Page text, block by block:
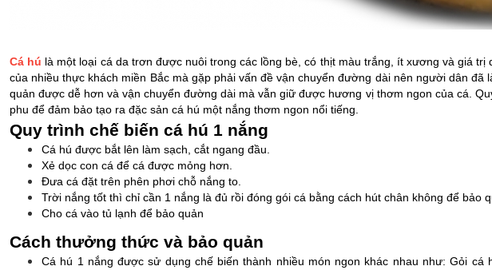
Cá hú là một loại cá da trơn được nuôi trong các lồng bè, có thịt màu trắng, ít xương và giá trị
của nhiều thực khách miền Bắc mà gặp phải vấn đề vận chuyển đường dài nên người dân đã
quản được dễ hơn và vận chuyển đường dài mà vẫn giữ được hương vị thơm ngon của cá.
phu để đảm bảo tạo ra đặc sản cá hú một nắng thơm ngon nổi tiếng.
Quy trình chế biến cá hú 1 nắng
Cá hú được bắt lên làm sạch, cắt ngang đầu.
Xẻ dọc con cá để cá được mỏng hơn.
Đưa cá đặt trên phên phơi chỗ nắng to.
Trời nắng tốt thì chỉ cần 1 nắng là đủ rồi đóng gói cá bằng cách hút chân không để bảo
Cho cá vào tủ lạnh để bảo quản
Cách thưởng thức và bảo quản
Cá hú 1 nắng được sử dụng chế biến thành nhiều món ngon khác nhau như: Gỏi cá